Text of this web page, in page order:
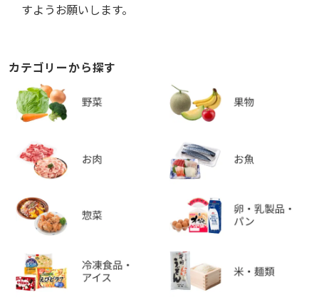
すようお願いします。
カテゴリーから探す